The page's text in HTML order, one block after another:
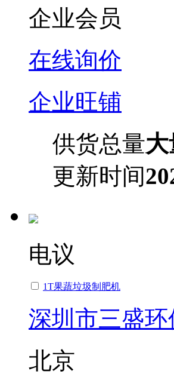
企业会员
在线询价
企业旺铺
供货总量
更新时间
电议
1T果蔬垃圾制肥机
深圳市三盛
北京